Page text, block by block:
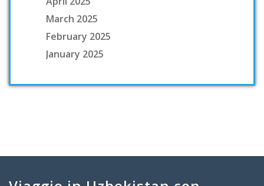
March 2025
February 2025
January 2025